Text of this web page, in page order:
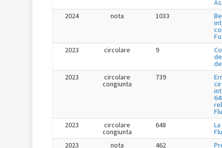
2024
nota 1033
2023
circolare 9
2023
circolare
congiunta
739
2023
circolare
congiunta
648
2023
nota 462